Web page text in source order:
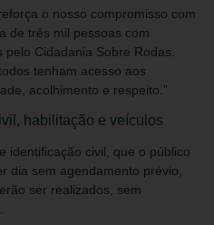
o nosso compromisso com
de três mil pessoas com
Cidadania Sobre Rodas.
tenham acesso aos
acolhimento e respeito.”
habilitação e veículos
identificação civil, que o público
dia sem agendamento prévio,
ser realizados, sem